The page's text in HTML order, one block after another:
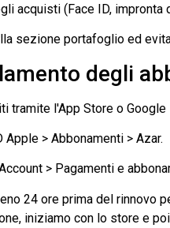
acquisti (Face ID, impronta
sezione portafoglio ed
degli
tramite l'App Store o Google
Apple > Abbonamenti > Azar.
> Pagamenti e
24 ore prima del
iniziamo con lo store e